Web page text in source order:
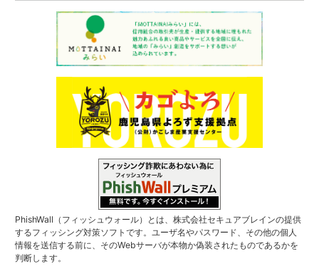
PhishWall（フィッシュウォール）とは、株式会社セキュアブレインの提供
するフィッシング対策ソフトです。ユーザ名やパスワード、その他の個人
情報を送信する前に、そのWebサーバが本物か偽装されたものであるかを
判断します。